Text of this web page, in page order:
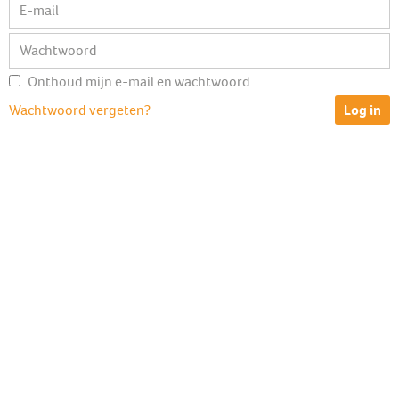
E-mail
Wachtwoord
Onthoud mijn e-mail en wachtwoord
Wachtwoord vergeten?
Log in